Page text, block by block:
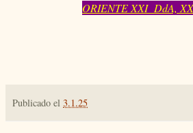
ORIENTE XXI DdA,
Publicado el 3.1.25